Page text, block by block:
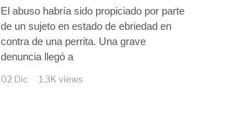
El abuso habría sido propiciado por parte
de un sujeto en estado de ebriedad en
contra de una perrita. Una grave
denuncia llegó a
02 Dic 1.3K views